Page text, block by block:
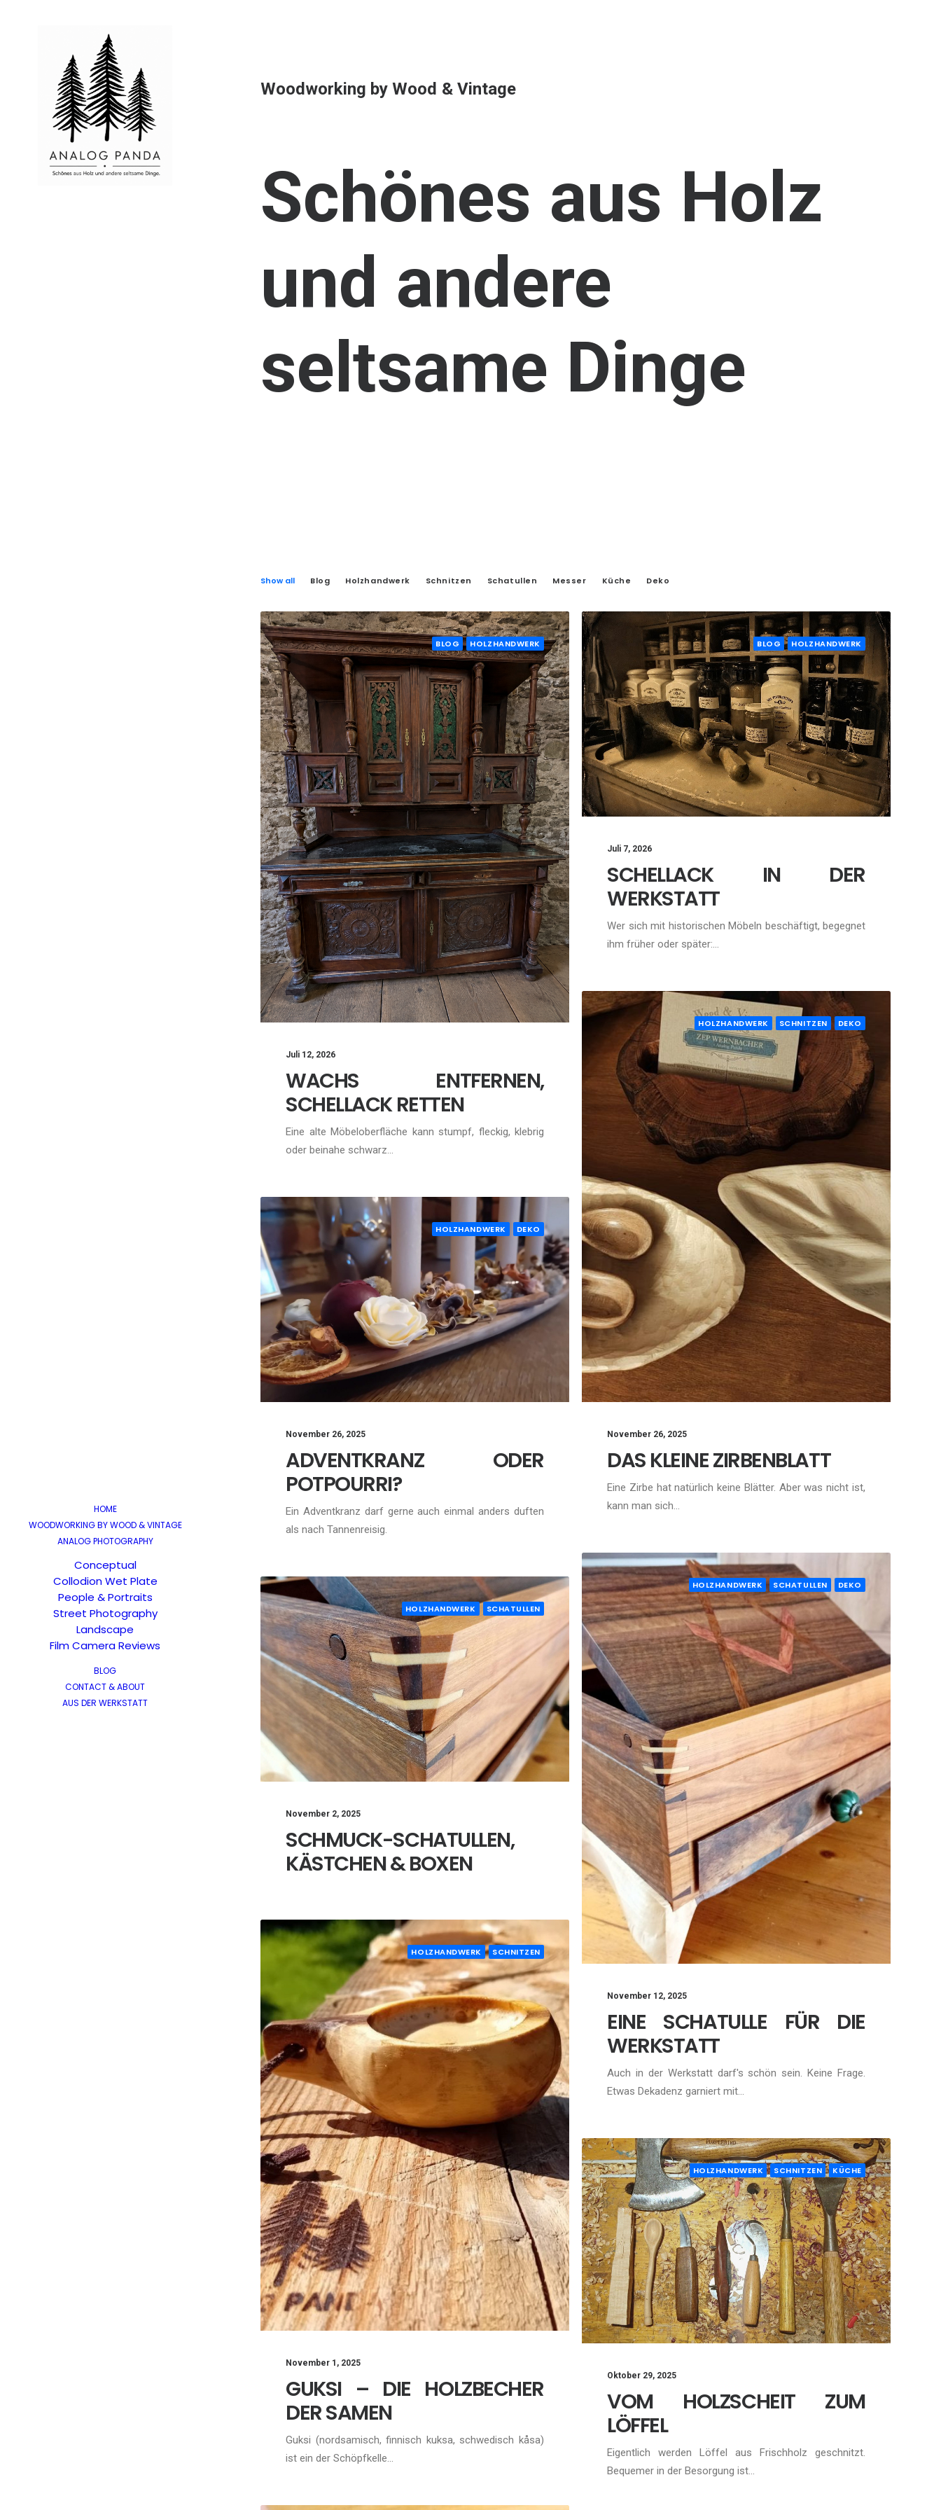
HOME
WOODWORKING BY WOOD & VINTAGE
ANALOG PHOTOGRAPHY
Conceptual
Collodion Wet Plate
People & Portraits
Street Photography
Landscape
Film Camera Reviews
BLOG
CONTACT & ABOUT
AUS DER WERKSTATT
Woodworking by Wood & Vintage
Schönes aus Holz
und andere
seltsame Dinge
Show all Blog Holzhandwerk Schnitzen Schatullen Messer Küche Deko
BLOG HOLZHANDWERK
Juli 12, 2026
WACHS ENTFERNEN,
SCHELLACK RETTEN
Eine alte Möbeloberfläche kann stumpf, fleckig, klebrig
oder beinahe schwarz…
BLOG HOLZHANDWERK
Juli 7, 2026
SCHELLACK IN DER
WERKSTATT
Wer sich mit historischen Möbeln beschäftigt, begegnet
ihm früher oder später:…
HOLZHANDWERK SCHNITZEN DEKO
November 26, 2025
DAS KLEINE ZIRBENBLATT
Eine Zirbe hat natürlich keine Blätter. Aber was nicht ist,
kann man sich…
HOLZHANDWERK DEKO
November 26, 2025
ADVENTKRANZ ODER
POTPOURRI?
Ein Adventkranz darf gerne auch einmal anders duften
als nach Tannenreisig.
HOLZHANDWERK SCHATULLEN DEKO
November 12, 2025
EINE SCHATULLE FÜR DIE
WERKSTATT
Auch in der Werkstatt darf's schön sein. Keine Frage.
Etwas Dekadenz garniert mit…
HOLZHANDWERK SCHATULLEN
November 2, 2025
SCHMUCK-SCHATULLEN,
KÄSTCHEN & BOXEN
HOLZHANDWERK SCHNITZEN
November 1, 2025
GUKSI – DIE HOLZBECHER
DER SAMEN
Guksi (nordsamisch, finnisch kuksa, schwedisch kåsa)
ist ein der Schöpfkelle…
HOLZHANDWERK SCHNITZEN KÜCHE
Oktober 29, 2025
VOM HOLZSCHEIT ZUM
LÖFFEL
Eigentlich werden Löffel aus Frischholz geschnitzt.
Bequemer in der Besorgung ist…